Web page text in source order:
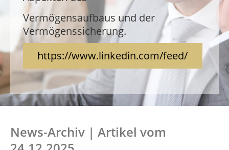
Vermögensaufbaus und der
Vermögenssicherung.
https://www.linkedin.com/feed/
Verfügung und beraten Sie zu allen
Aspekten des
Vermögensaufbaus und der
Vermögenssicherung.
News-Archiv | Artikel vom